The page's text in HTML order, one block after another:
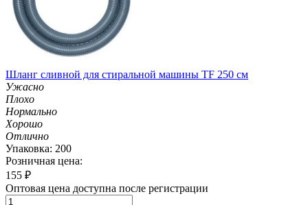
Шланг сливной для стиральной машины TF 250 см
Ужасно
Плохо
Нормально
Хорошо
Отлично
Упаковка: 200
Розничная цена:
155 ₽
Оптовая цена доступна после регистрации